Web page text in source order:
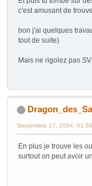
c'est amusant de
bon j'ai quelques
tout de suite)
Mais ne rigolez pas
Septembre 17, 2004,
En plus je trouve les
surtout on peut avoir